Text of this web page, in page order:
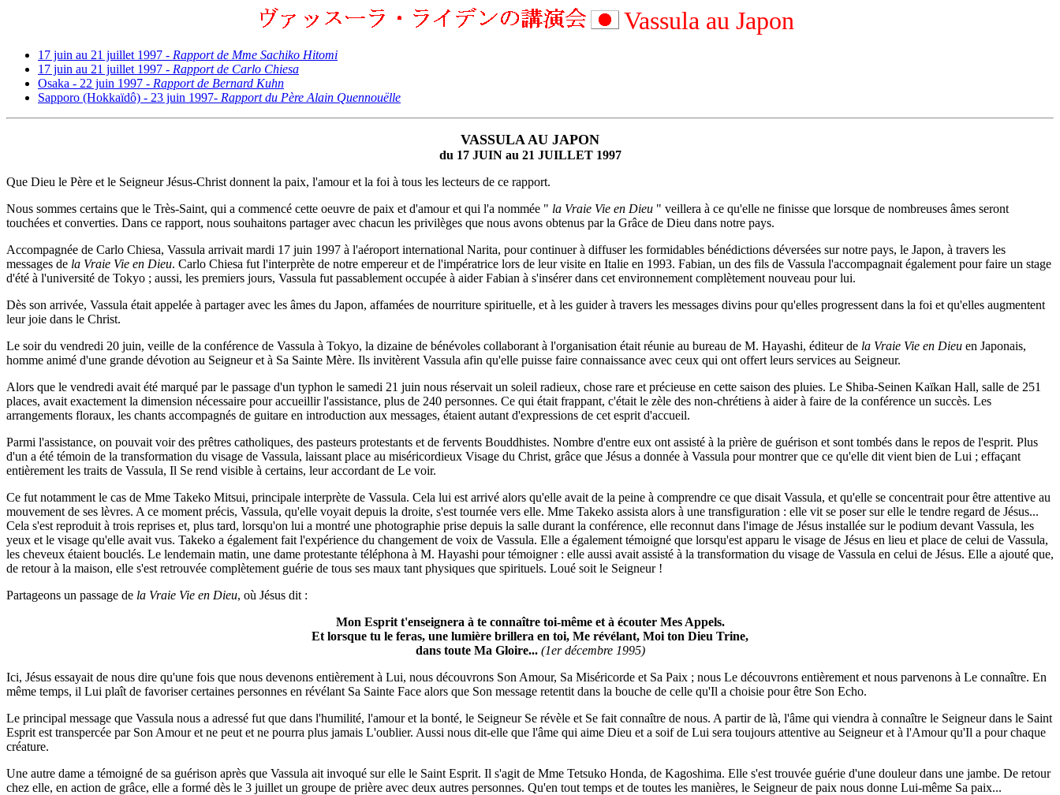
Vassula au Japon
17 juin au 21 juillet 1997 - Rapport de Mme Sachiko Hitomi
17 juin au 21 juillet 1997 - Rapport de Carlo Chiesa
Osaka - 22 juin 1997 - Rapport de Bernard Kuhn
Sapporo (Hokkaïdô) - 23 juin 1997- Rapport du Père Alain Quennouëlle
VASSULA AU JAPON
du 17 JUIN au 21 JUILLET 1997
Que Dieu le Père et le Seigneur Jésus-Christ donnent la paix, l'amour et la foi à tous les lecteurs de ce rapport.
Nous sommes certains que le Très-Saint, qui a commencé cette oeuvre de paix et d'amour et qui l'a nommée " la Vraie Vie en Dieu " veillera à ce qu'elle ne finisse que lorsque de nombreuses âmes seront
touchées et converties. Dans ce rapport, nous souhaitons partager avec chacun les privilèges que nous avons obtenus par la Grâce de Dieu dans notre pays.
Accompagnée de Carlo Chiesa, Vassula arrivait mardi 17 juin 1997 à l'aéroport international Narita, pour continuer à diffuser les formidables bénédictions déversées sur notre pays, le Japon, à travers les
messages de la Vraie Vie en Dieu. Carlo Chiesa fut l'interprète de notre empereur et de l'impératrice lors de leur visite en Italie en 1993. Fabian, un des fils de Vassula l'accompagnait également pour faire un stage
d'été à l'université de Tokyo ; aussi, les premiers jours, Vassula fut passablement occupée à aider Fabian à s'insérer dans cet environnement complètement nouveau pour lui.
Dès son arrivée, Vassula était appelée à partager avec les âmes du Japon, affamées de nourriture spirituelle, et à les guider à travers les messages divins pour qu'elles progressent dans la foi et qu'elles augmentent
leur joie dans le Christ.
Le soir du vendredi 20 juin, veille de la conférence de Vassula à Tokyo, la dizaine de bénévoles collaborant à l'organisation était réunie au bureau de M. Hayashi, éditeur de la Vraie Vie en Dieu en Japonais,
homme animé d'une grande dévotion au Seigneur et à Sa Sainte Mère. Ils invitèrent Vassula afin qu'elle puisse faire connaissance avec ceux qui ont offert leurs services au Seigneur.
Alors que le vendredi avait été marqué par le passage d'un typhon le samedi 21 juin nous réservait un soleil radieux, chose rare et précieuse en cette saison des pluies. Le Shiba-Seinen Kaïkan Hall, salle de 251
places, avait exactement la dimension nécessaire pour accueillir l'assistance, plus de 240 personnes. Ce qui était frappant, c'était le zèle des non-chrétiens à aider à faire de la conférence un succès. Les
arrangements floraux, les chants accompagnés de guitare en introduction aux messages, étaient autant d'expressions de cet esprit d'accueil.
Parmi l'assistance, on pouvait voir des prêtres catholiques, des pasteurs protestants et de fervents Bouddhistes. Nombre d'entre eux ont assisté à la prière de guérison et sont tombés dans le repos de l'esprit. Plus
d'un a été témoin de la transformation du visage de Vassula, laissant place au miséricordieux Visage du Christ, grâce que Jésus a donnée à Vassula pour montrer que ce qu'elle dit vient bien de Lui ; effaçant
entièrement les traits de Vassula, Il Se rend visible à certains, leur accordant de Le voir.
Ce fut notamment le cas de Mme Takeko Mitsui, principale interprète de Vassula. Cela lui est arrivé alors qu'elle avait de la peine à comprendre ce que disait Vassula, et qu'elle se concentrait pour être attentive au
mouvement de ses lèvres. A ce moment précis, Vassula, qu'elle voyait depuis la droite, s'est tournée vers elle. Mme Takeko assista alors à une transfiguration : elle vit se poser sur elle le tendre regard de Jésus...
Cela s'est reproduit à trois reprises et, plus tard, lorsqu'on lui a montré une photographie prise depuis la salle durant la conférence, elle reconnut dans l'image de Jésus installée sur le podium devant Vassula, les
yeux et le visage qu'elle avait vus. Takeko a également fait l'expérience du changement de voix de Vassula. Elle a également témoigné que lorsqu'est apparu le visage de Jésus en lieu et place de celui de Vassula,
les cheveux étaient bouclés. Le lendemain matin, une dame protestante téléphona à M. Hayashi pour témoigner : elle aussi avait assisté à la transformation du visage de Vassula en celui de Jésus. Elle a ajouté que,
de retour à la maison, elle s'est retrouvée complètement guérie de tous ses maux tant physiques que spirituels. Loué soit le Seigneur !
Partageons un passage de la Vraie Vie en Dieu, où Jésus dit :
Mon Esprit t'enseignera à te connaître toi-même et à écouter Mes Appels.
Et lorsque tu le feras, une lumière brillera en toi, Me révélant, Moi ton Dieu Trine,
dans toute Ma Gloire... (1er décembre 1995)
Ici, Jésus essayait de nous dire qu'une fois que nous devenons entièrement à Lui, nous découvrons Son Amour, Sa Miséricorde et Sa Paix ; nous Le découvrons entièrement et nous parvenons à Le connaître. En
même temps, il Lui plaît de favoriser certaines personnes en révélant Sa Sainte Face alors que Son message retentit dans la bouche de celle qu'Il a choisie pour être Son Echo.
Le principal message que Vassula nous a adressé fut que dans l'humilité, l'amour et la bonté, le Seigneur Se révèle et Se fait connaître de nous. A partir de là, l'âme qui viendra à connaître le Seigneur dans le Saint
Esprit est transpercée par Son Amour et ne peut et ne pourra plus jamais L'oublier. Aussi nous dit-elle que l'âme qui aime Dieu et a soif de Lui sera toujours attentive au Seigneur et à l'Amour qu'Il a pour chaque
créature.
Une autre dame a témoigné de sa guérison après que Vassula ait invoqué sur elle le Saint Esprit. Il s'agit de Mme Tetsuko Honda, de Kagoshima. Elle s'est trouvée guérie d'une douleur dans une jambe. De retour
chez elle, en action de grâce, elle a formé dès le 3 juillet un groupe de prière avec deux autres personnes. Qu'en tout temps et de toutes les manières, le Seigneur de paix nous donne Lui-même Sa paix...